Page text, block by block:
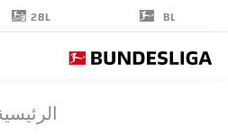
BL
2BL